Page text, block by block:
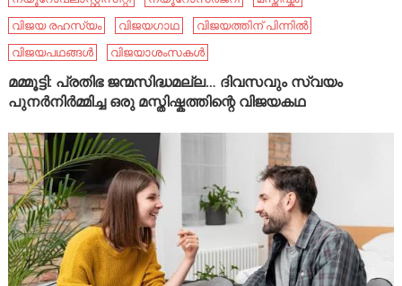
വിജയ രഹസ്യം
വിജയഗാഥ
വിജയത്തിന് പിന്നിൽ
വിജയപഥങ്ങൾ
വിജയാശംസകൾ
മമ്മൂട്ടി: പ്രതിഭ ജന്മസിദ്ധമല്ല… ദിവസവും സ്വയം
പുനർനിർമ്മിച്ച ഒരു മസ്തിഷ്കത്തിന്റെ വിജയകഥ